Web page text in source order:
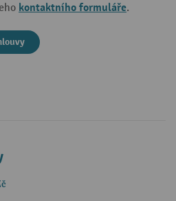
kontaktního formuláře.